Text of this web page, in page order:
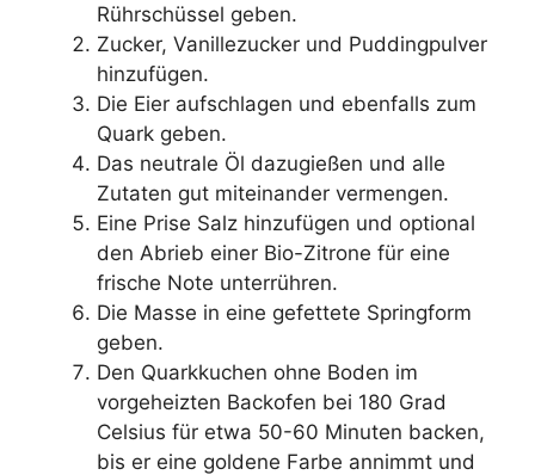
Rührschüssel geben.
Zucker, Vanillezucker und Puddingpulver
hinzufügen.
Die Eier aufschlagen und ebenfalls zum
Quark geben.
Das neutrale Öl dazugießen und alle
Zutaten gut miteinander vermengen.
Eine Prise Salz hinzufügen und optional
den Abrieb einer Bio-Zitrone für eine
frische Note unterrühren.
Die Masse in eine gefettete Springform
geben.
Den Quarkkuchen ohne Boden im
vorgeheizten Backofen bei 180 Grad
Celsius für etwa 50-60 Minuten backen,
bis er eine goldene Farbe annimmt und